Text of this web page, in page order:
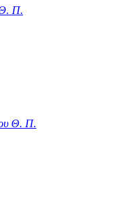
Θ. Π.
Θ. Π.